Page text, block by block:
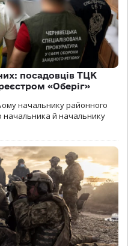
посадовців ТЦК
«Оберіг»
начальнику районного
начальника й начальнику